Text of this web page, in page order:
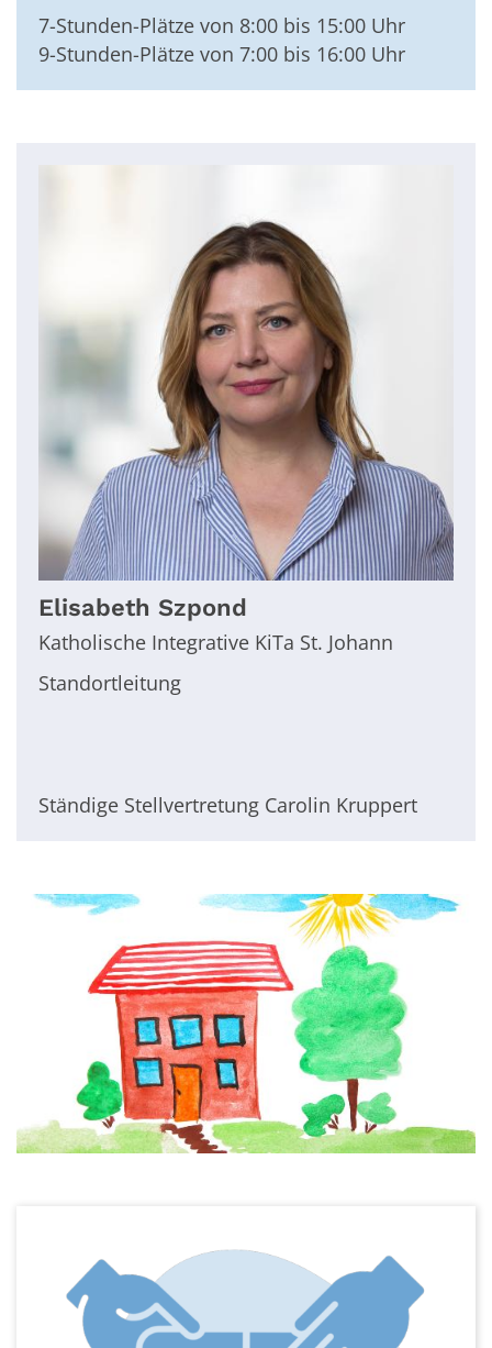
7-Stunden-Plätze von 8:00 bis 15:00 Uhr
9-Stunden-Plätze von 7:00 bis 16:00 Uhr
Elisabeth Szpond
Katholische Integrative KiTa St. Johann
Standortleitung
Ständige Stellvertretung Carolin Kruppert